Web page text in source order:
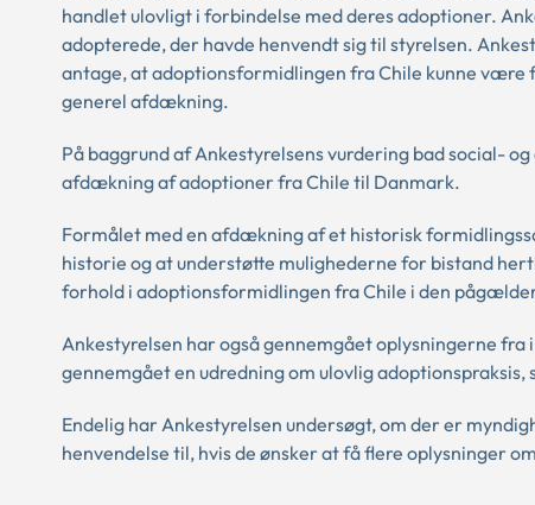
handlet ulovligt i forbindelse med deres adoptioner.
adopterede, der havde henvendt sig til styrelsen.
antage, at adoptionsformidlingen fra Chile kunne
generel afdækning.
På baggrund af Ankestyrelsens vurdering bad social-
afdækning af adoptioner fra Chile til Danmark.
Formålet med en afdækning af et historisk
historie og at understøtte mulighederne for bistand
forhold i adoptionsformidlingen fra Chile i den
Ankestyrelsen har også gennemgået oplysningerne
gennemgået en udredning om ulovlig
Endelig har Ankestyrelsen undersøgt, om der er
henvendelse til, hvis de ønsker at få flere oplysninger